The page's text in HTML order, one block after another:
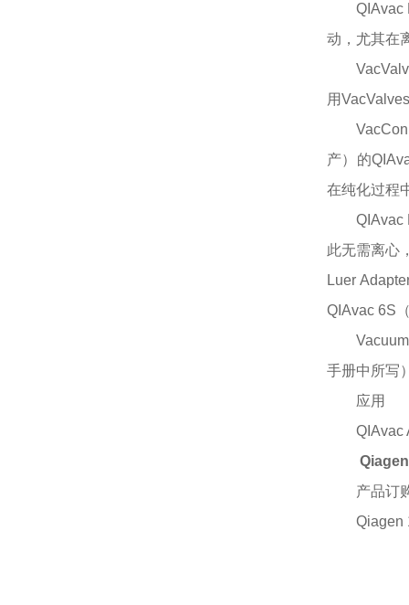
QIAvac
动，尤其在
用
产）的
在纯化过程
QIAvac
此无需离心
Luer
QIAvac 6S
手册中所写
应用
QIAvac
产品订
Qiagen